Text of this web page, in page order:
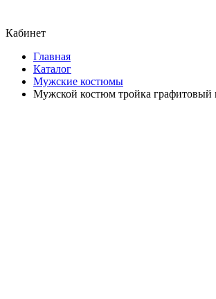
Кабинет
Главная
Каталог
Мужские костюмы
Мужской костюм тройка графитовый